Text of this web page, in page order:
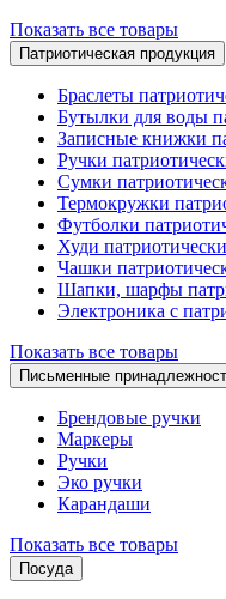
Показать все товары
Патриотическая продукция
Браслеты
Бутылки для воды
Записные книжки
Ручки
Сумки
Термокружки
Футболки
Худи
Чашки
Шапки, шарфы
Электроника с
Показать все товары
Письменные
Брендовые ручки
Маркеры
Ручки
Эко ручки
Карандаши
Показать все товары
Посуда